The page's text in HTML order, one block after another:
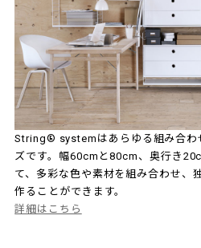
String® systemはあらゆる組み合わ
ズです。幅60cmと80cm、奥行き
て、多彩な色や素材を組み合わせ、
作ることができます。
詳細はこちら